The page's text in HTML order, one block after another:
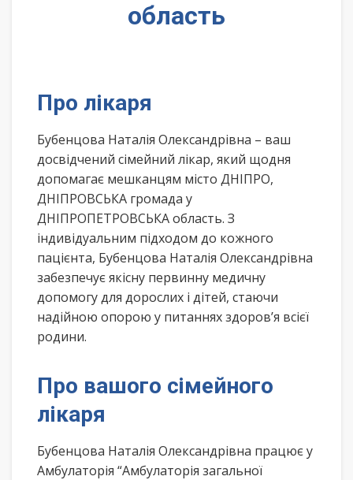
область
Про лікаря
Бубенцова Наталія Олександрівна – ваш
досвідчений сімейний лікар, який щодня
допомагає мешканцям місто ДНІПРО,
ДНІПРОВСЬКА громада у
ДНІПРОПЕТРОВСЬКА область. З
індивідуальним підходом до кожного
пацієнта, Бубенцова Наталія Олександрівна
забезпечує якісну первинну медичну
допомогу для дорослих і дітей, стаючи
надійною опорою у питаннях здоров’я всієї
родини.
Про вашого сімейного
лікаря
Бубенцова Наталія Олександрівна працює у
Амбулаторія “Амбулаторія загальної